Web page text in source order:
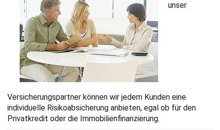
unser
Versicherungspartner können wir jedem Kunden eine
individuelle Risikoabsicherung anbieten, egal ob für den
Privatkredit oder die Immobilienfinanzierung.